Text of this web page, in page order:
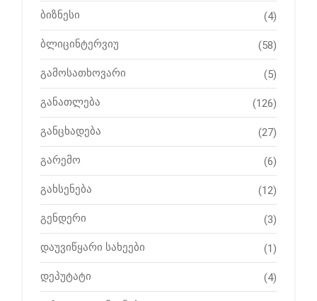
ბიზნესი (4)
ბლიცინტერვიუ (58)
გამოსათხოვარი (5)
განათლება (126)
განცხადება (27)
გარემო (6)
გახსენება (12)
გენდერი (3)
დაუვიწყარი სახეები (1)
დეპუტატი (4)